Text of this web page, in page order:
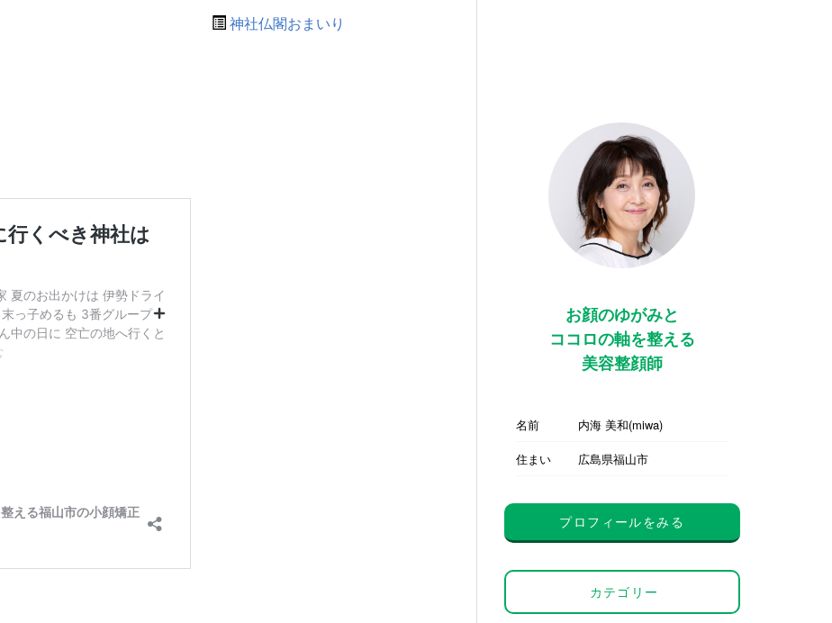
神社仏閣おまいり
お顔のゆがみと
ココロの軸を整える
美容整顔師
名前
内海 美和(miwa)
住まい
広島県福山市
プロフィールをみる
カテゴリー